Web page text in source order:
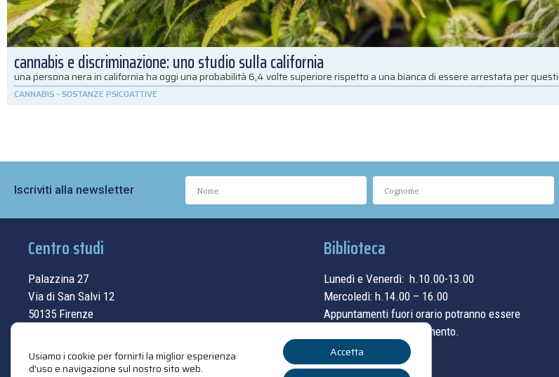
cannabis e discriminazione: uno studio sulla california
una persona nera in california ha oggi una probabilità 6,4 volte superiore rispetto a una bianca di essere arrestata per
CANNABIS - SOSTANZE PSICOATTIVE
Iscriviti alla newsletter
Centro studi
Palazzina 27
Via di San Salvi 12
50135 Firenze
contatti
Biblioteca
Lunedì e Venerdì: h.10.00-13.00
Mercoledì: h.14.00 – 16.00
Appuntamenti fuori orario potranno essere
concordati su appuntamento.
Usiamo i cookie per fornirti la miglior esperienza
d'uso e navigazione sul nostro sito web.
Accetta